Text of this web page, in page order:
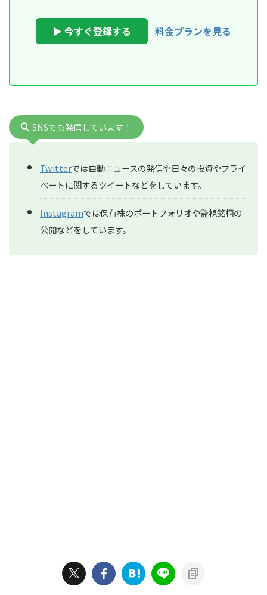
▶ 今すぐ登録する 料金プランを見る
SNSでも発信しています！
Twitterでは自動ニュースの発信や日々の投資やプライ
ベートに関するツイートなどをしています。
Instagramでは保有株のポートフォリオや監視銘柄の
公開などをしています。